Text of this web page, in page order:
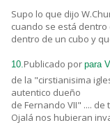
Supo lo que dijo
cuando se está
dentro de un cubo y
10.Publicado por para
de la "cirstianisima
autentico dueño
de Fernando VII" ....
Ojalá nos hubieran